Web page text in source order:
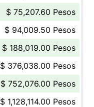
$ 75,207.60 Pesos
$ 94,009.50 Pesos
$ 188,019.00 Pesos
$ 376,038.00 Pesos
$ 752,076.00 Pesos
$ 1,128,114.00 Pesos